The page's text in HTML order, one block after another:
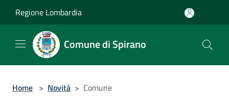
Regione Lombardia
Comune di Spirano
Home > Novità > Comune